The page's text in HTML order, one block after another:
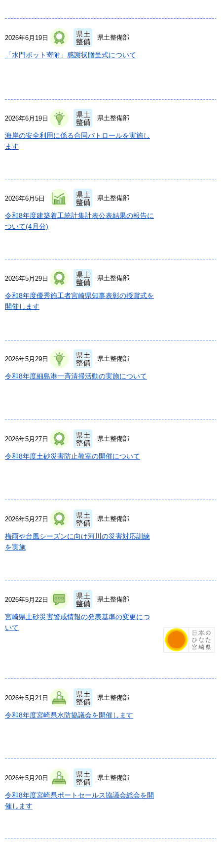
2026年6月19日 県土整備部
「水門ボット寄附」感謝状贈呈式について
2026年6月19日 県土整備部
海岸の安全利用に係る合同パトロールを実施し
ます
2026年6月5日 県土整備部
令和8年度建築着工統計集計表公表結果の報告に
ついて(4月分)
2026年5月29日 県土整備部
令和8年度優秀施工者宮崎県知事表彰の授賞式を
開催します
2026年5月29日 県土整備部
令和8年度細島港一斉清掃活動の実施について
2026年5月27日 県土整備部
令和8年度土砂災害防止教室の開催について
2026年5月27日 県土整備部
梅雨や台風シーズンに向け河川の災害対応訓練
を実施
2026年5月22日 県土整備部
宮崎県土砂災害警戒情報の発表基準の変更につ
いて
2026年5月21日 県土整備部
令和8年度宮崎県水防協議会を開催します
2026年5月20日 県土整備部
令和8年度宮崎県ポートセールス協議会総会を開
催します